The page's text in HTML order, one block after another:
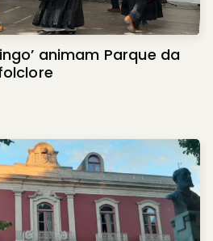
animam Parque da